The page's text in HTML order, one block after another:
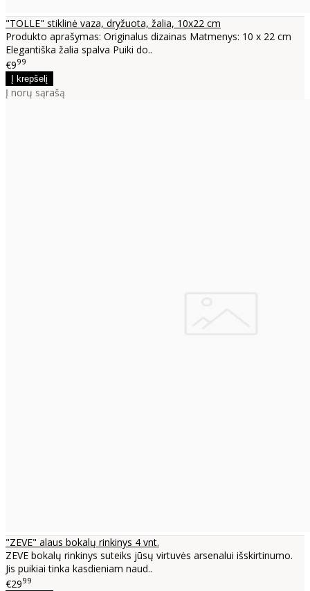
"TOLLE" stiklinė vaza, dryžuota, žalia, 10x22 cm
Produkto aprašymas: Originalus dizainas Matmenys: 10 x 22 cm
Elegantiška žalia spalva Puiki do..
€999
Į norų sąrašą
"ZEVE" alaus bokalų rinkinys 4 vnt.
ZEVE bokalų rinkinys suteiks jūsų virtuvės arsenalui išskirtinumo.
Jis puikiai tinka kasdieniam naud..
€2999